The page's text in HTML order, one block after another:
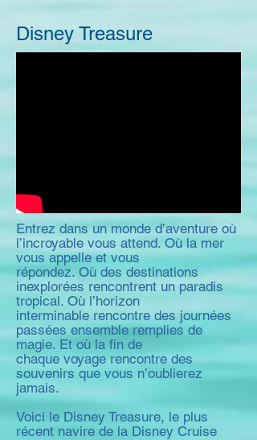
Disney Treasure
Entrez dans un monde d’aventure où
l’incroyable vous attend. Où la mer
vous appelle et vous
répondez. Où des destinations
inexplorées rencontrent un paradis
tropical. Où l’horizon
interminable rencontre des journées
passées ensemble remplies de
magie. Et où la fin de
chaque voyage rencontre des
souvenirs que vous n’oublierez
jamais.
Voici le Disney Treasure, le plus
récent navire de la Disney Cruise